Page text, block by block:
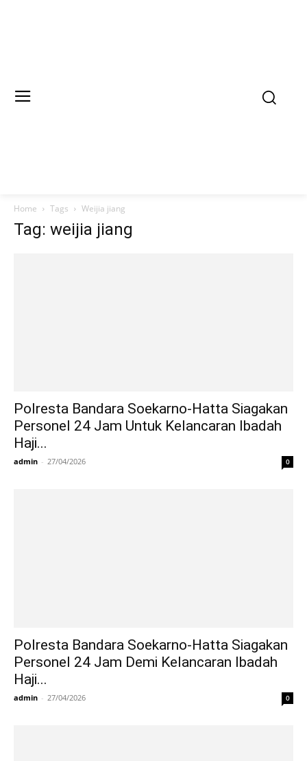
Home Tags Weijia jiang
Tag: weijia jiang
Polresta Bandara Soekarno-Hatta Siagakan
Personel 24 Jam Untuk Kelancaran Ibadah
Haji...
admin - 27/04/2026 0
Polresta Bandara Soekarno-Hatta Siagakan
Personel 24 Jam Demi Kelancaran Ibadah
Haji...
admin - 27/04/2026 0